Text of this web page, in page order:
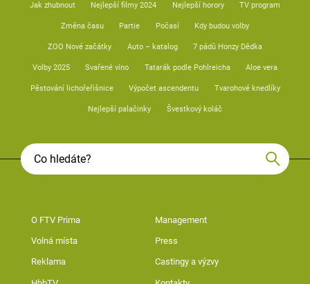
Jak zhubnout Nejlepší filmy 2024 Nejlepší horory TV program
Změna času Partie Počasí Kdy budou volby
ZOO Nové začátky Auto – katalog 7 pádů Honzy Dědka
Volby 2025 Svařené víno Tatarák podle Pohlreicha Aloe vera
Pěstování lichořeřišnice Výpočet ascendentu Tvarohové knedlíky
Nejlepší palačinky Švestkový koláč
O FTV Prima Management
Volná místa Press
Reklama Castingy a výzvy